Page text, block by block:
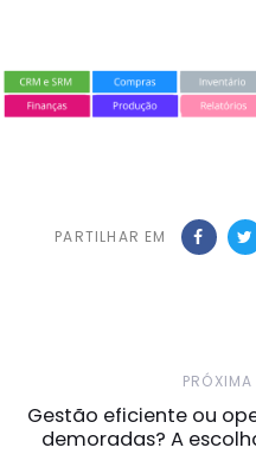
PARTILHAR EM
Notícia
Gestão eficiente ou
demoradas? A